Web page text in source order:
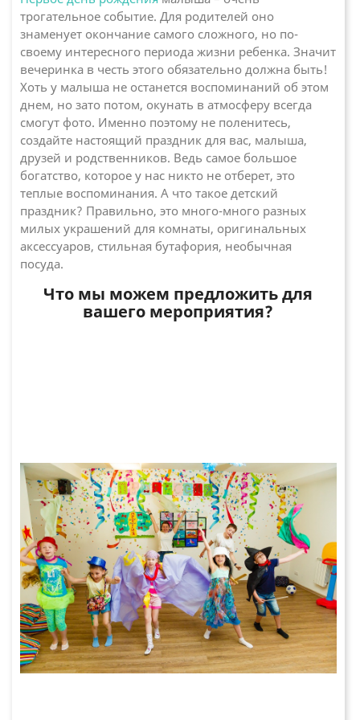
трогательное событие. Для родителей оно
знаменует окончание самого сложного, но по-
своему интересного периода жизни ребенка. Значит
вечеринка в честь этого обязательно должна быть!
Хоть у малыша не останется воспоминаний об этом
днем, но зато потом, окунать в атмосферу всегда
смогут фото. Именно поэтому не поленитесь,
создайте настоящий праздник для вас, малыша,
друзей и родственников. Ведь самое большое
богатство, которое у нас никто не отберет, это
теплые воспоминания. А что такое детский
праздник? Правильно, это много-много разных
милых украшений для комнаты, оригинальных
аксессуаров, стильная бутафория, необычная
посуда.
Что мы можем предложить для
вашего мероприятия?